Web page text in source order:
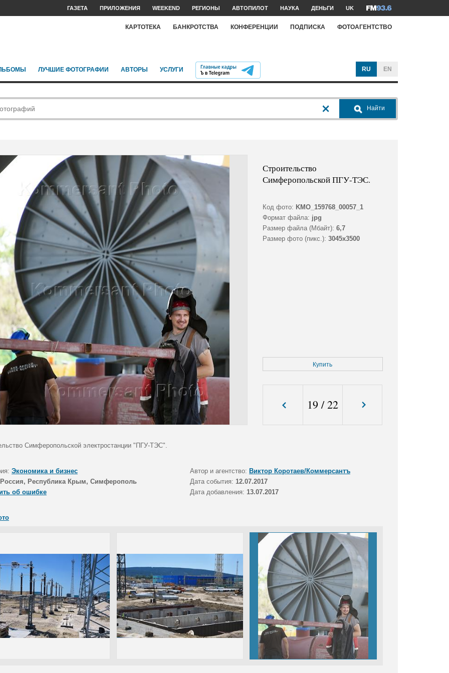
ГАЗЕТА ПРИЛОЖЕНИЯ WEEKEND РЕГИОНЫ АВТОПИЛОТ НАУКА ДЕНЬГИ UK
КАРТОТЕКА БАНКРОТСТВА КОНФЕРЕНЦИИ ПОДПИСКА ФОТОАГЕНТСТВО
ЛУЧШИЕ ФОТОГРАФИИ АВТОРЫ УСЛУГИ RU EN
Найти
Строительство
Симферопольской ПГУ-ТЭС.
Код фото: KMO_159768_00057_1
Формат файла: jpg
Размер файла (Мбайт): 6,7
Размер фото (пикс.): 3045x3500
Купить
19 /22
Симферопольской электростанции "ПГУ-ТЭС".
Экономика и бизнес Автор и агентство: Виктор Коротаев/Коммерсантъ
Россия, Республика Крым, Симферополь Дата события: 12.07.2017
об ошибке
Дата добавления: 13.07.2017